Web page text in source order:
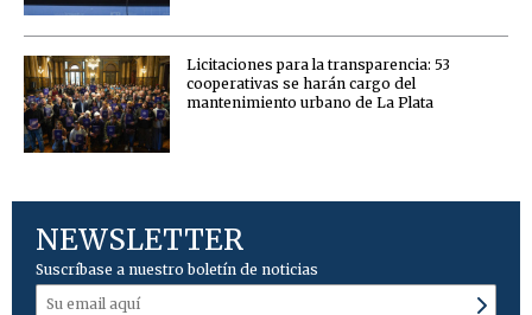
Licitaciones para la transparencia: 53
cooperativas se harán cargo del
mantenimiento urbano de La Plata
NEWSLETTER
Suscríbase a nuestro boletín de noticias